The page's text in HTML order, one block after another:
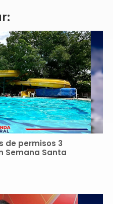
de permisos 3
Semana Santa